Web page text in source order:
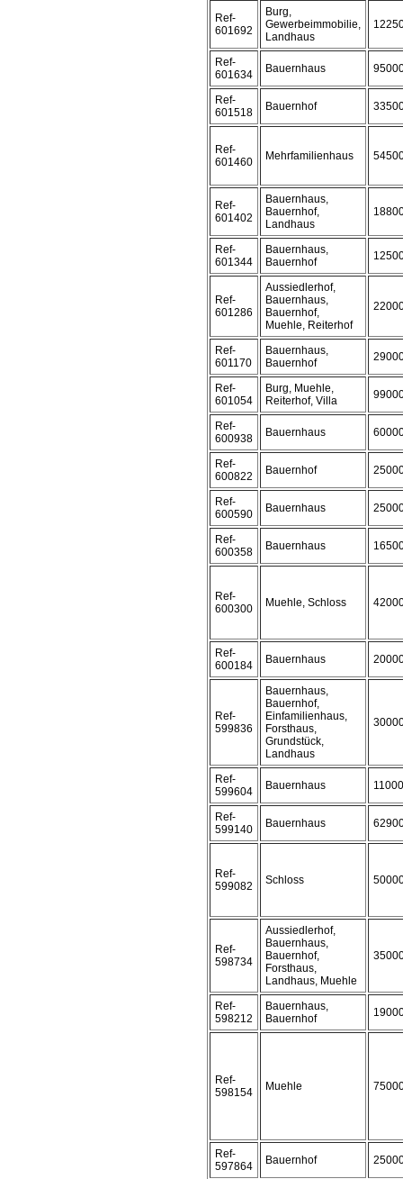
Ref-
601692
Burg,
Gewerbeimmobilie,
Landhaus
Ref-
601634
Bauernhaus
Ref-
601518
Bauernhof
Ref-
601460
Mehrfamilienhaus
Ref-
601402
Bauernhaus,
Bauernhof,
Landhaus
Ref-
601344
Bauernhaus,
Bauernhof
Ref-
601286
Aussiedlerhof,
Bauernhaus,
Bauernhof,
Muehle, Reiterhof
Ref-
601170
Bauernhaus,
Bauernhof
Ref-
601054
Burg, Muehle,
Reiterhof, Villa
Ref-
600938
Bauernhaus
Ref-
600822
Bauernhof
Ref-
600590
Bauernhaus
Ref-
600358
Bauernhaus
Ref-
600300
Muehle, Schloss
Ref-
600184
Bauernhaus
Ref-
599836
Bauernhaus,
Bauernhof,
Einfamilienhaus,
Forsthaus,
Grundstück,
Landhaus
Ref-
599604
Bauernhaus
Ref-
599140
Bauernhaus
Ref-
599082
Schloss
Ref-
598734
Aussiedlerhof,
Bauernhaus,
Bauernhof,
Forsthaus,
Landhaus, Muehle
Ref-
598212
Bauernhaus,
Bauernhof
Ref-
598154
Muehle
Ref-
597864
Bauernhof